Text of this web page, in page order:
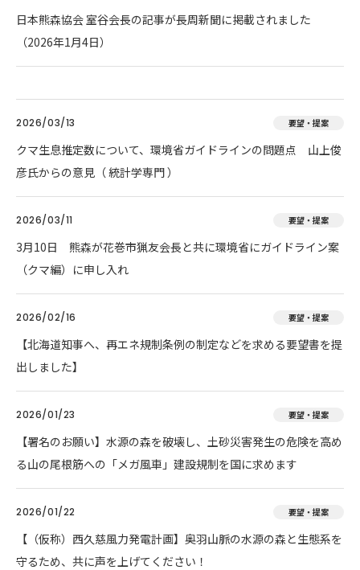
日本熊森協会 室谷会長の記事が長周新聞に掲載されました
（2026年1月4日）
2026/03/13 要望・提案
クマ生息推定数について、環境省ガイドラインの問題点 山上俊
彦氏からの意見（ 統計学専門 ）
2026/03/11 要望・提案
3月10日 熊森が花巻市猟友会長と共に環境省にガイドライン案
（クマ編）に申し入れ
2026/02/16 要望・提案
【北海道知事へ、再エネ規制条例の制定などを求める要望書を提
出しました】
2026/01/23 要望・提案
【署名のお願い】水源の森を破壊し、土砂災害発生の危険を高め
る山の尾根筋への「メガ風車」建設規制を国に求めます
2026/01/22 要望・提案
【（仮称）西久慈風力発電計画】奥羽山脈の水源の森と生態系を
守るため、共に声を上げてください！